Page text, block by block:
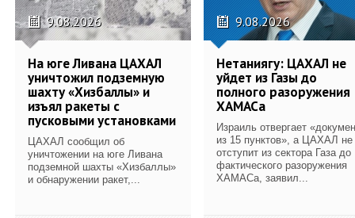
9.08.2026
На юге Ливана ЦАХАЛ
уничтожил подземную
шахту «Хизбаллы» и
изъял ракеты с
пусковыми установками
ЦАХАЛ сообщил об
уничтожении на юге Ливана
подземной шахты «Хизбаллы»
и обнаружении ракет,...
9.08.2026
Нетаниягу: ЦАХАЛ не
уйдет из Газы до
полного разоружения
ХАМАСа
Израиль отвергает
из 15 пунктов», а ЦАХАЛ не
отступит из сектора Газа до
фактического разоружения
ХАМАСа, заявил...